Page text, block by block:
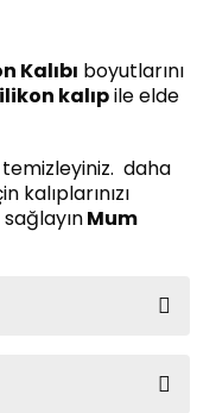
Kalıbı boyutlarını
kalıpile elde
temizleyiniz. daha
Mum